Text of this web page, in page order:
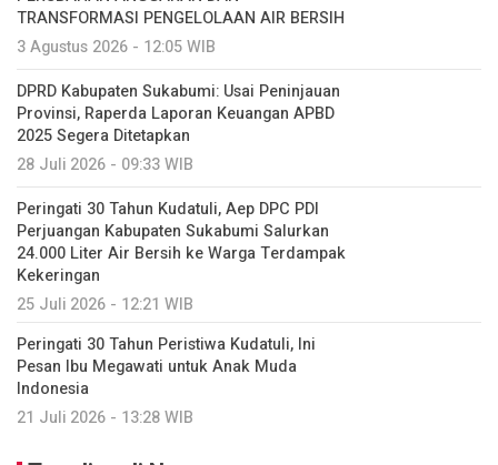
TRANSFORMASI PENGELOLAAN AIR BERSIH
3 Agustus 2026 - 12:05 WIB
DPRD Kabupaten Sukabumi: Usai Peninjauan
Provinsi, Raperda Laporan Keuangan APBD
2025 Segera Ditetapkan
28 Juli 2026 - 09:33 WIB
Peringati 30 Tahun Kudatuli, Aep DPC PDI
Perjuangan Kabupaten Sukabumi Salurkan
24.000 Liter Air Bersih ke Warga Terdampak
Kekeringan
25 Juli 2026 - 12:21 WIB
Peringati 30 Tahun Peristiwa Kudatuli, Ini
Pesan Ibu Megawati untuk Anak Muda
Indonesia
21 Juli 2026 - 13:28 WIB